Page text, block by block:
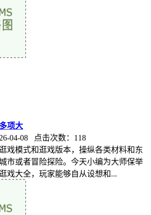
项大
04-08 点击次数：118
戏模式和逛戏版本，操纵各类材料和东
市或者冒险探险。今天小编为大师保举
戏大全，玩家能够自从设想和...